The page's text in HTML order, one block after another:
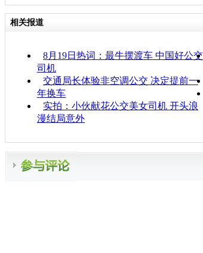
相关报道
8月19日热词：最牛摆渡车 中国好公交
司机
交通局长体验非空调公交 决定提前一
年换车
实拍：小伙献花公交美女司机 开头浪
漫结局意外